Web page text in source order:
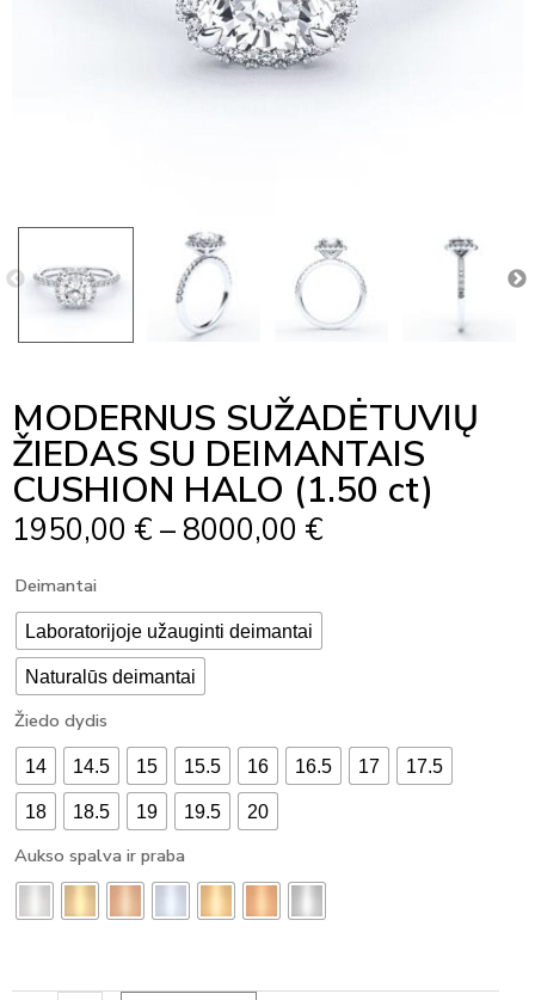
MODERNUS SUŽADĖTUVIŲ
ŽIEDAS SU DEIMANTAIS
CUSHION HALO (1.50 ct)
1950,00 € – 8000,00 €
Deimantai
Laboratorijoje užauginti deimantai
Naturalūs deimantai
Žiedo dydis
14 14.5 15 15.5 16 16.5 17 17.5
18 18.5 19 19.5 20
Aukso spalva ir praba
produkto
MODERNUS
SUŽADĖTUVIŲ
ŽIEDAS
SU
DEIMANTAIS
CUSHION
HALO
(1.50
ct)